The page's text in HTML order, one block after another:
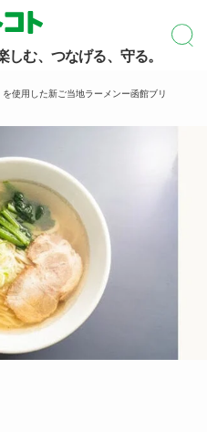
しむ、つなげる、守る。
使用した新ご当地ラーメンー函館ブリ